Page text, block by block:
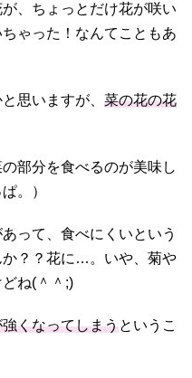
、ちょっとだけ花が咲い
ゃった！なんてこともあ
思いますが、 菜の花の花
部分を食べるのが美味し
。）
って、食べにくいという
？？花に…。いや、菊や
ね(＾＾;)
くなってしまうというこ